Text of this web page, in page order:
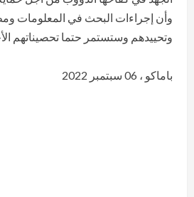
وأن إجراءات البحث في المعلومات
وتحييدهم وستستمر حتما تحصيناتهم
باماكو ، 06 سبتمبر 2022